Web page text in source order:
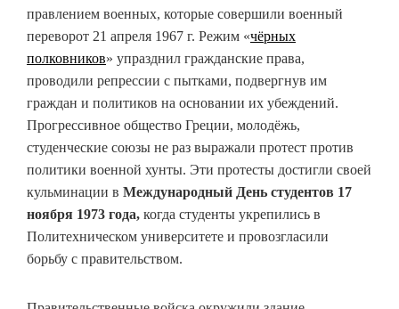
правлением военных, которые совершили военный
переворот 21 апреля 1967 г. Режим «чёрных
полковников» упразднил гражданские права,
проводили репрессии с пытками, подвергнув им
граждан и политиков на основании их убеждений.
Прогрессивное общество Греции, молодёжь,
студенческие союзы не раз выражали протест против
политики военной хунты. Эти протесты достигли своей
кульминации в Международный День студентов 17
ноября 1973 года, когда студенты укрепились в
Политехническом университете и провозгласили
борьбу с правительством.